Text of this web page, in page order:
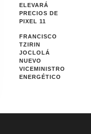
ELEVARÁ
PRECIOS DE
PIXEL 11
FRANCISCO
TZIRIN
JOCLOLÁ
NUEVO
VICEMINISTRO
ENERGÉTICO